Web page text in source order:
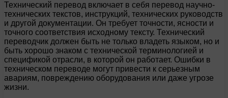
Технический перевод включает в себя перевод научно-
технических текстов, инструкций, технических руководств
и другой документации. Он требует точности, ясности и
точного соответствия исходному тексту. Технический
переводчик должен быть не только владеть языком, но и
быть хорошо знаком с технической терминологией и
спецификой отрасли, в которой он работает. Ошибки в
техническом переводе могут привести к серьезным
авариям, повреждению оборудования или даже угрозе
жизни.